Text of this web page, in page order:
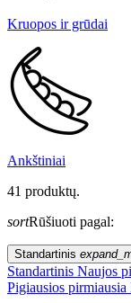
Kruopos ir grūdai
Ankštiniai
41 produktų.
sortRūšiuoti pagal:
Standartinis
Standartinis Naujos
Pigiausios pirmiausia